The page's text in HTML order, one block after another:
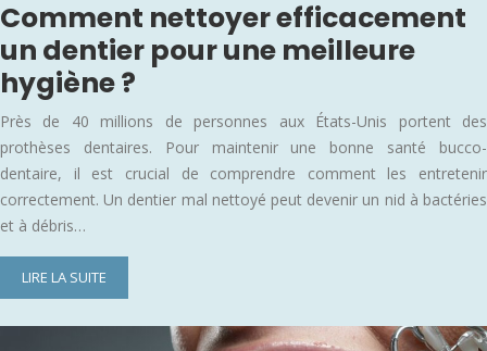
Comment nettoyer efficacement
un dentier pour une meilleure
hygiène ?
Près de 40 millions de personnes aux États-Unis portent des
prothèses dentaires. Pour maintenir une bonne santé bucco-
dentaire, il est crucial de comprendre comment les entretenir
correctement. Un dentier mal nettoyé peut devenir un nid à bactéries
et à débris…
LIRE LA SUITE